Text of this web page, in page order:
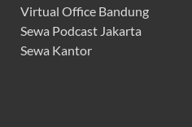
Virtual Office Bandung
Sewa Podcast Jakarta
Sewa Kantor